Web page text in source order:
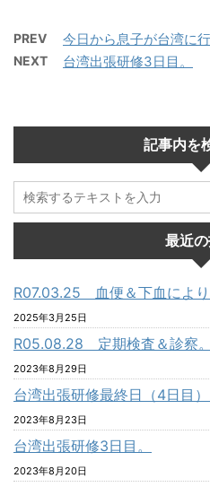
PREV 今日から息子が台湾に
NEXT 台湾出張研修3日目。
記事内を
最近
R07.03.25 血便＆下血により
2025年3月25日
R05.08.28 定期検査＆診察。
2023年8月29日
台湾出張研修最終日（4日目）
2023年8月23日
台湾出張研修3日目。
2023年8月20日